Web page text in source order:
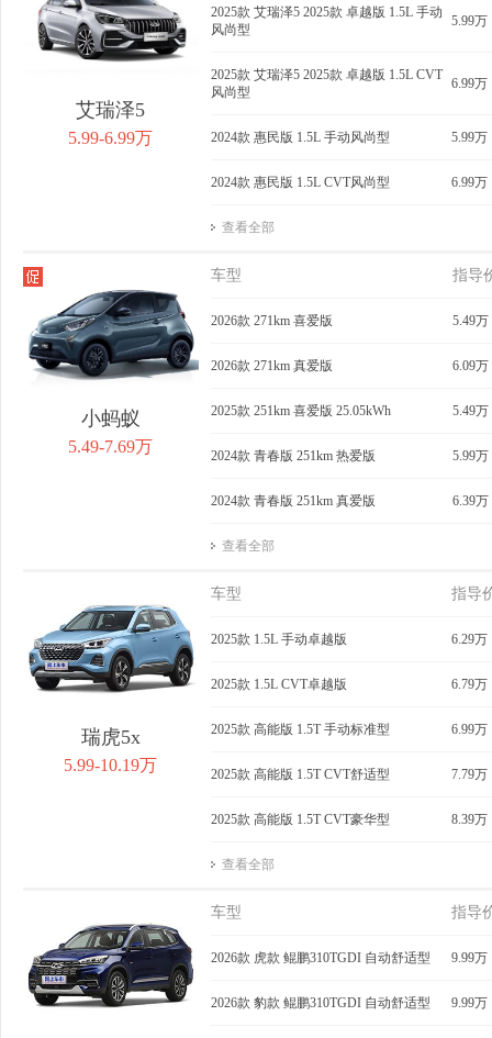
艾瑞泽5
5.99-6.99万
2025款 艾瑞泽5 2025款 卓越版 1.5L 手动
风尚型
5.99万
2025款 艾瑞泽5 2025款 卓越版 1.5L CVT
风尚型
6.99万
2024款 惠民版 1.5L 手动风尚型 5.99万
2024款 惠民版 1.5L CVT风尚型 6.99万
查看全部
小蚂蚁
5.49-7.69万
车型 指导
2026款 271km 喜爱版 5.49万
2026款 271km 真爱版 6.09万
2025款 251km 喜爱版 25.05kWh 5.49万
2024款 青春版 251km 热爱版 5.99万
2024款 青春版 251km 真爱版 6.39万
查看全部
瑞虎5x
5.99-10.19万
车型 指导
2025款 1.5L 手动卓越版 6.29万
2025款 1.5L CVT卓越版 6.79万
2025款 高能版 1.5T 手动标准型 6.99万
2025款 高能版 1.5T CVT舒适型 7.79万
2025款 高能版 1.5T CVT豪华型 8.39万
查看全部
车型 指导
2026款 虎款 鲲鹏310TGDI 自动舒适型 9.99万
2026款 豹款 鲲鹏310TGDI 自动舒适型 9.99万